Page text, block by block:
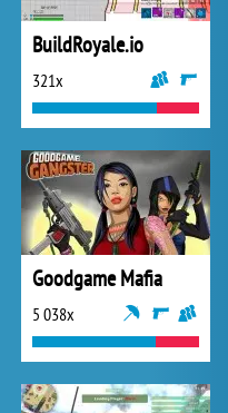
BuildRoyale.io
321x
Goodgame Mafia
5 038x